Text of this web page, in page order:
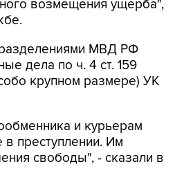
МВД РФ
крупном размере) УК
и курьерам
свободы", - сказали в